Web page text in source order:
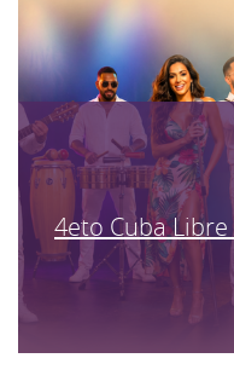
4eto Cuba